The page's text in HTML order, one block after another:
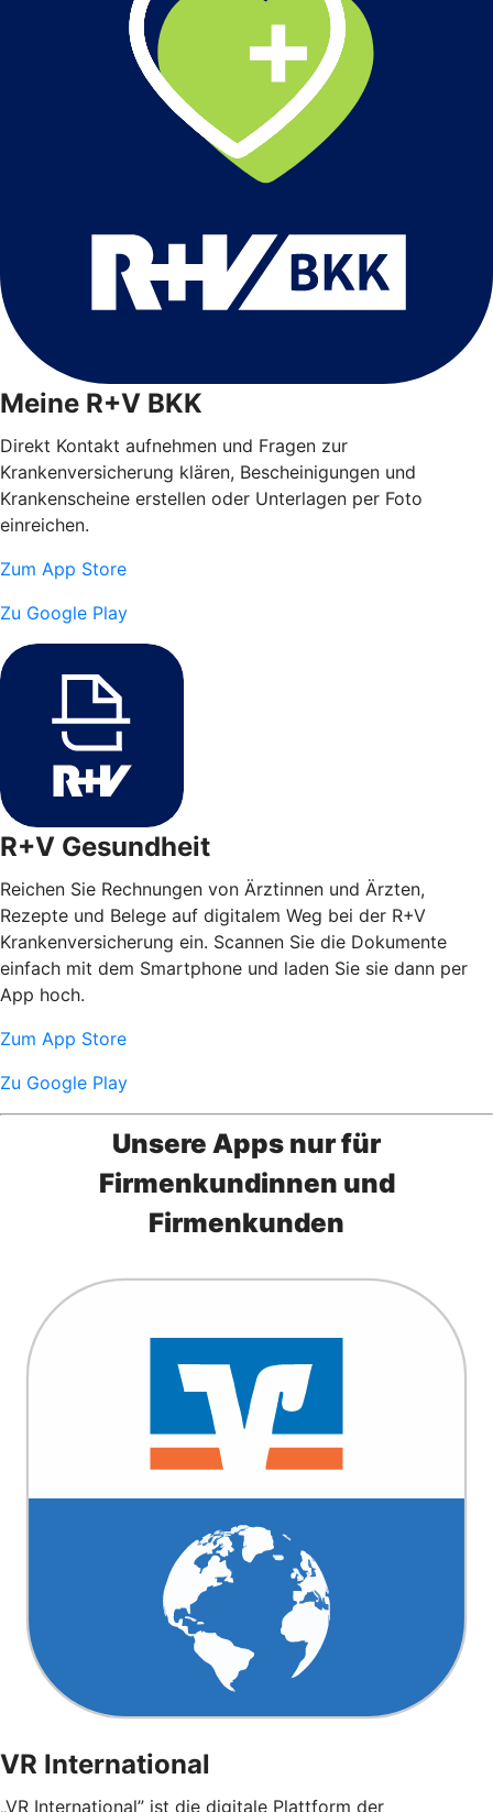
Meine R+V BKK
Direkt Kontakt aufnehmen und Fragen zur
Krankenversicherung klären, Bescheinigungen und
Krankenscheine erstellen oder Unterlagen per Foto
einreichen.
Zum App Store
Zu Google Play
R+V Gesundheit
Reichen Sie Rechnungen von Ärztinnen und Ärzten,
Rezepte und Belege auf digitalem Weg bei der R+V
Krankenversicherung ein. Scannen Sie die Dokumente
einfach mit dem Smartphone und laden Sie sie dann per
App hoch.
Zum App Store
Zu Google Play
Unsere Apps nur für
Firmenkundinnen und
Firmenkunden
VR International
„VR International” ist die digitale Plattform der